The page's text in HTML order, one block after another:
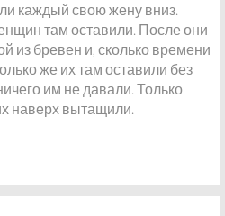
каждый свою жену вниз.
там оставили. После они
из бревен и, сколько времени
же их там оставили без
им не давали. Только
наверх вытащили.